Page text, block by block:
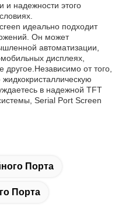
и надежности этого
идеально подходит
Он может
автоматизации,
дисплеях,
другое.Независимо от того,
в надежной TFT
Serial Port Screen
Порта
Порта